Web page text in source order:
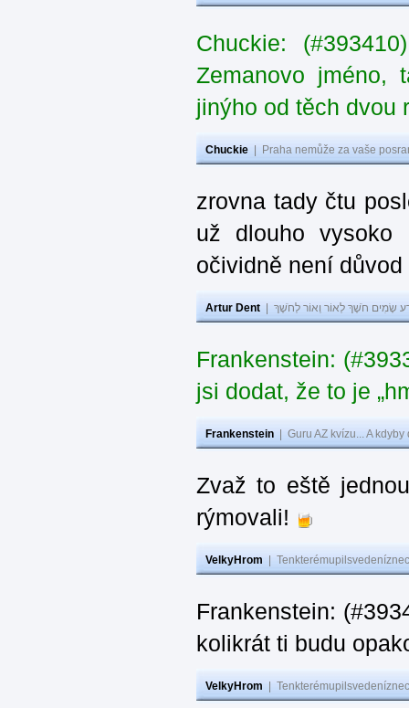
Chuckie:
Zemanovo jméno,
jinýho od těch dvou
Chuckie Praha nemůže za vaše
zrovna tady čtu
už dlouho
očividně není
Artur Dent שָׂמִים חֹשֶׁךְ לְאוֹר וְאוֹר לְחֹשֶׁךְ
Frankenstein:
jsi dodat, že to je
Frankenstein Guru AZ kvízu... A
Zvaž to eště
rýmovali!
VelkyHrom
Frankenstein:
kolikrát ti budu
VelkyHrom